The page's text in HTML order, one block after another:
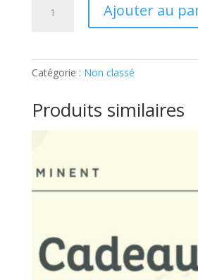
CHEESE
!:
Ajouter au
Catégorie : Non classé
Produits similaires